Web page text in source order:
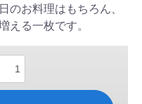
のお料理はもちろん、
える一枚です。